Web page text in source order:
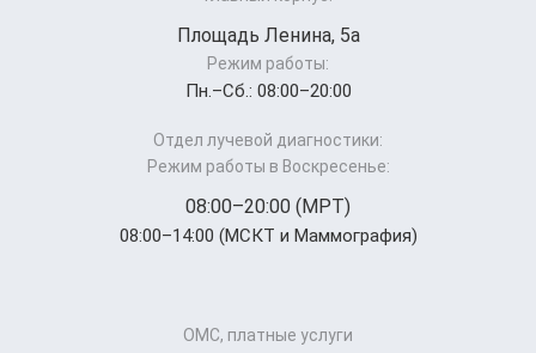
Площадь Ленина, 5а
Режим работы:
Пн.–Cб.: 08:00–20:00
Отдел лучевой диагностики:
Режим работы в Воскресенье:
08:00–20:00 (МРТ)
08:00–14:00 (МСКТ и Маммография)
ОМС, платные услуги